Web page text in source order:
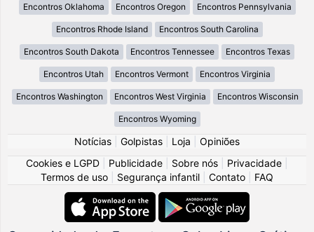
Encontros Oklahoma Encontros Oregon Encontros Pennsylvania
Encontros Rhode Island Encontros South Carolina
Encontros South Dakota Encontros Tennessee Encontros Texas
Encontros Utah Encontros Vermont Encontros Virginia
Encontros Washington Encontros West Virginia Encontros Wisconsin
Encontros Wyoming
Notícias Golpistas Loja
Opiniões
Cookies e LGPD
Publicidade Sobre nós Privacidade
Termos de uso
Segurança infantil Contato FAQ